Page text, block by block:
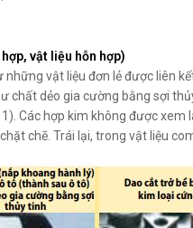
vật liệu hỗn hợp)
vật liệu đơn lẻ được liên
dẻo gia cường bằng sợi
Các hợp kim không được
chẽ. Trái lại, trong vật liệu